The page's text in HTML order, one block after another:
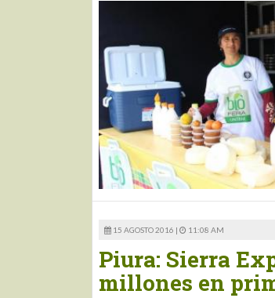
15 AGOSTO 2016 | 11:08 AM
Piura: Sierra
millones en